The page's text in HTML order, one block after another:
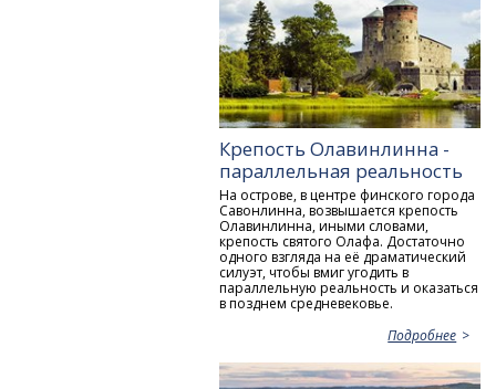
Крепость Олавинлинна -
параллельная реальность
На острове, в центре финского города
Савонлинна, возвышается крепость
Олавинлинна, иными словами,
крепость святого Олафа. Достаточно
одного взгляда на её драматический
силуэт, чтобы вмиг угодить в
параллельную реальность и оказаться
в позднем средневековье.
Подробнее